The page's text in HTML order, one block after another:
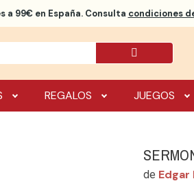
a 99€ en España. Consulta condiciones
REGALOS JUEGOS
de Edgar